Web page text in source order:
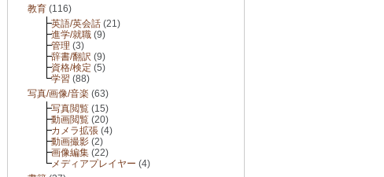
教育 (116)
英語/英会話 (21)
進学/就職 (9)
管理 (3)
辞書/翻訳 (9)
資格/検定 (5)
学習 (88)
写真/画像/音楽 (63)
写真閲覧 (15)
動画閲覧 (20)
カメラ拡張 (4)
動画撮影 (2)
画像編集 (22)
メディアプレイヤー (4)